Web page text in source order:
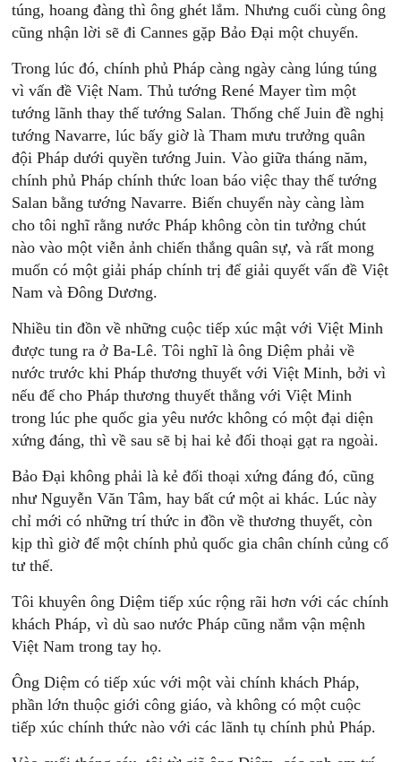
túng, hoang đàng thì ông ghét lắm. Nhưng cuối cùng ông
cũng nhận lời sẽ đi Cannes gặp Bảo Đại một chuyến.
Trong lúc đó, chính phủ Pháp càng ngày càng lúng túng
vì vấn đề Việt Nam. Thủ tướng René Mayer tìm một
tướng lãnh thay thế tướng Salan. Thống chế Juin đề nghị
tướng Navarre, lúc bấy giờ là Tham mưu trưởng quân
đội Pháp dưới quyền tướng Juin. Vào giữa tháng năm,
chính phủ Pháp chính thức loan báo việc thay thế tướng
Salan bằng tướng Navarre. Biến chuyển này càng làm
cho tôi nghĩ rằng nước Pháp không còn tin tưởng chút
nào vào một viễn ảnh chiến thắng quân sự, và rất mong
muốn có một giải pháp chính trị để giải quyết vấn đề Việt
Nam và Đông Dương.
Nhiều tin đồn về những cuộc tiếp xúc mật với Việt Minh
được tung ra ở Ba-Lê. Tôi nghĩ là ông Diệm phải về
nước trước khi Pháp thương thuyết với Việt Minh, bởi vì
nếu để cho Pháp thương thuyết thẳng với Việt Minh
trong lúc phe quốc gia yêu nước không có một đại diện
xứng đáng, thì về sau sẽ bị hai kẻ đối thoại gạt ra ngoài.
Bảo Đại không phải là kẻ đối thoại xứng đáng đó, cũng
như Nguyễn Văn Tâm, hay bất cứ một ai khác. Lúc này
chỉ mới có những trí thức in đồn về thương thuyết, còn
kịp thì giờ để một chính phủ quốc gia chân chính củng cố
tư thế.
Tôi khuyên ông Diệm tiếp xúc rộng rãi hơn với các chính
khách Pháp, vì dù sao nước Pháp cũng nắm vận mệnh
Việt Nam trong tay họ.
Ông Diệm có tiếp xúc với một vài chính khách Pháp,
phần lớn thuộc giới công giáo, và không có một cuộc
tiếp xúc chính thức nào với các lãnh tụ chính phủ Pháp.